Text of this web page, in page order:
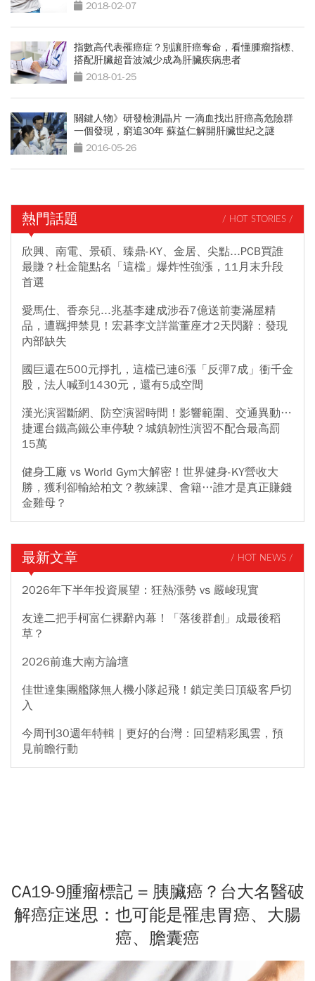
2018-02-07
指數高代表罹癌症？別讓肝癌奪命，看懂腫瘤指標、
搭配肝臟超音波減少成為肝臟疾病患者
2018-01-25
關鍵人物》研發檢測晶片 一滴血找出肝癌高危險群
一個發現，窮追30年 蘇益仁解開肝臟世紀之謎
2016-05-26
熱門話題 / HOT STORIES /
欣興、南電、景碩、臻鼎-KY、金居、尖點...PCB買誰
最賺？杜金龍點名「這檔」爆炸性強漲，11月末升段
首選
愛馬仕、香奈兒...兆基李建成涉吞7億送前妻滿屋精
品，遭羈押禁見！宏碁李文詳當董座才2天閃辭：發現
內部缺失
國巨還在500元掙扎，這檔已連6漲「反彈7成」衝千金
股，法人喊到1430元，還有5成空間
漢光演習斷網、防空演習時間！影響範圍、交通異動…
捷運台鐵高鐵公車停駛？城鎮韌性演習不配合最高罰
15萬
健身工廠 vs World Gym大解密！世界健身-KY營收大
勝，獲利卻輸給柏文？教練課、會籍…誰才是真正賺錢
金雞母？
最新文章 / HOT NEWS /
2026年下半年投資展望：狂熱漲勢 vs 嚴峻現實
友達二把手柯富仁裸辭內幕！「落後群創」成最後稻
草？
2026前進大南方論壇
佳世達集團艦隊無人機小隊起飛！鎖定美日頂級客戶切
入
今周刊30週年特輯｜更好的台灣：回望精彩風雲，預
見前瞻行動
CA19-9腫瘤標記 = 胰臟癌？台大名醫破
解癌症迷思：也可能是罹患胃癌、大腸
癌、膽囊癌